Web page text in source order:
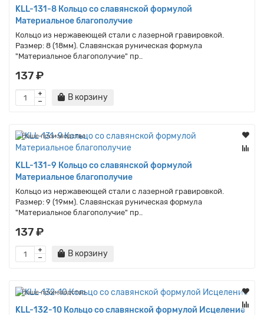
KLL-131-8 Кольцо со славянской формулой
Материальное благополучие
Кольцо из нержавеющей стали с лазерной гравировкой.
Размер: 8 (18мм). Славянская руническая формула
"Материальное благополучие" пр..
137 ₽
В корзину
Наше производство
KLL-131-9 Кольцо со славянской формулой
Материальное благополучие
Кольцо из нержавеющей стали с лазерной гравировкой.
Размер: 9 (19мм). Славянская руническая формула
"Материальное благополучие" пр..
137 ₽
В корзину
Наше производство
KLL-132-10 Кольцо со славянской формулой Исцеление